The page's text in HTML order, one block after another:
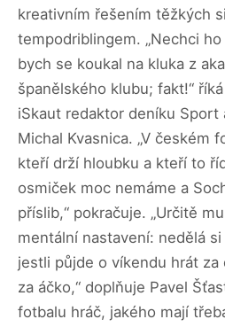
kreativním řešením těžkých
tempodriblingem. „Nechci
bych se koukal na kluka z
španělského klubu; fakt!“
iSkaut redaktor deníku
Michal Kvasnica. „V českém
kteří drží hloubku a kteří to
osmiček moc nemáme a
příslib,“ pokračuje. „Určitě
mentální nastavení: nedělá
jestli půjde o víkendu hrát
za áčko,“ doplňuje Pavel
fotbalu hráč, jakého mají